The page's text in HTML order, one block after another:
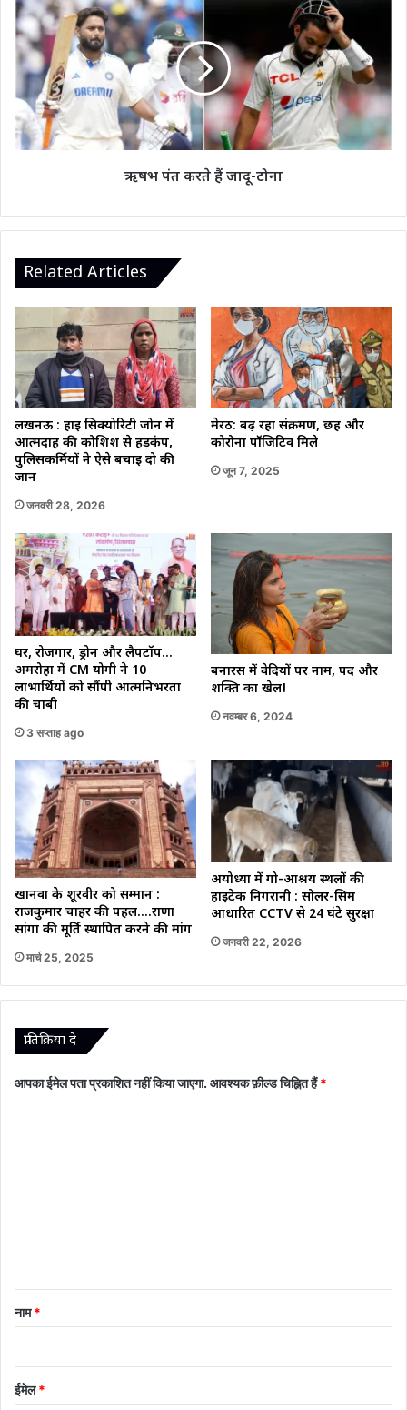
पंत
करते
हैं
जादू-
टोना
ऋषभ पंत करते हैं जादू-टोना
Related Articles
लखनऊ : हाई सिक्योरिटी जोन में
आत्मदाह की कोशिश से हड़कंप,
पुलिसकर्मियों ने ऐसे बचाई दो की
जान
जनवरी 28, 2026
मेरठ: बढ़ रहा संक्रमण, छह और
कोरोना पॉजिटिव मिले
जून 7, 2025
घर, रोजगार, ड्रोन और लैपटॉप…
अमरोहा में CM योगी ने 10
लाभार्थियों को सौंपी आत्मनिर्भरता
की चाबी
3 सप्ताह ago
बनारस में वेदियों पर नाम, पद और
शक्ति का खेल!
नवम्बर 6, 2024
खानवा के शूरवीर को सम्मान :
राजकुमार चाहर की पहल….राणा
सांगा की मूर्ति स्थापित करने की मांग
मार्च 25, 2025
अयोध्या में गो-आश्रय स्थलों की
हाईटेक निगरानी : सोलर-सिम
आधारित CCTV से 24 घंटे सुरक्षा
जनवरी 22, 2026
प्रातिक्रिया दे
आपका ईमेल पता प्रकाशित नहीं किया जाएगा. आवश्यक फ़ील्ड चिह्नित हैं*
नाम*
ईमेल*